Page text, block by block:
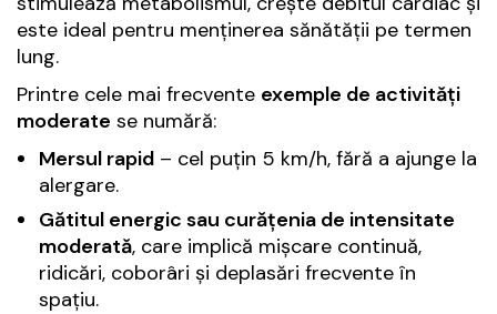
este ideal pentru menținerea sănătății pe termen
lung.
Printre cele mai frecvente exemple de activități
moderate se numără:
Mersul rapid – cel puțin 5 km/h, fără a ajunge la
alergare.
Gătitul energic sau curățenia de intensitate
moderată, care implică mișcare continuă,
ridicări, coborâri și deplasări frecvente în
spațiu.